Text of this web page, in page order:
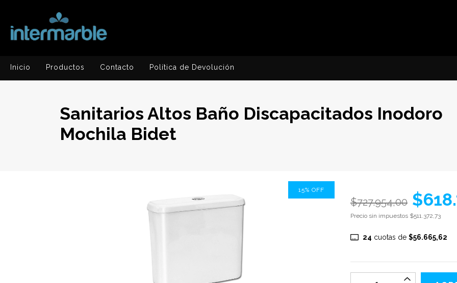
Inicio Productos Contacto Política de Devolución
Sanitarios Altos Baño Discapacitados Inodoro
Mochila Bidet
15% OFF
$727.954,00
Precio sin impuestos $511.372,73
24 cuotas de $56.665,62